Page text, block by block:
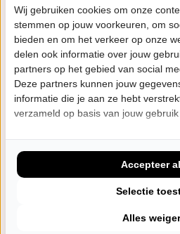
een show die zowel muzikaal
Glitter en glamour zijn nooit
van de groove.
De kwaliteit van Donna’s Hot
onopgemerkt. De band werd
winnaars van The Tribute –
seizoen 5. Een bekroning die
authenticiteit en live-impact
Deze theatertour is meer dan
viering van een artieste die
en de dansvloer een nieuwe
Wij gebruiken cookies om onze
stemmen op jouw voorkeuren, om
bieden en om het verkeer op onze
delen ook informatie over jouw
partners op het gebied van social
Deze partners kunnen jouw
informatie die je aan ze hebt
verzameld op basis van jouw gebruik
Alles
Selectie
Accepteer